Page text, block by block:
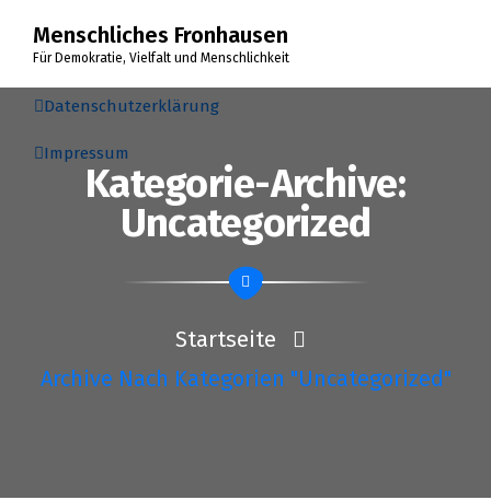
Inhalt
springen
Menschliches Fronhausen
Für Demokratie, Vielfalt und Menschlichkeit
Datenschutzerklärung
Impressum
Kategorie-Archive:
Uncategorized
Startseite
Archive Nach Kategorien "Uncategorized"